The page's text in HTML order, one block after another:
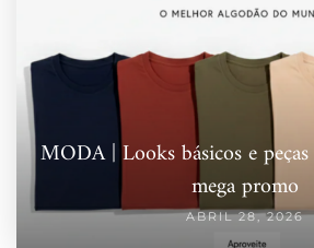
MODA | Looks básicos e
mega promo
ABRIL 28, 2026